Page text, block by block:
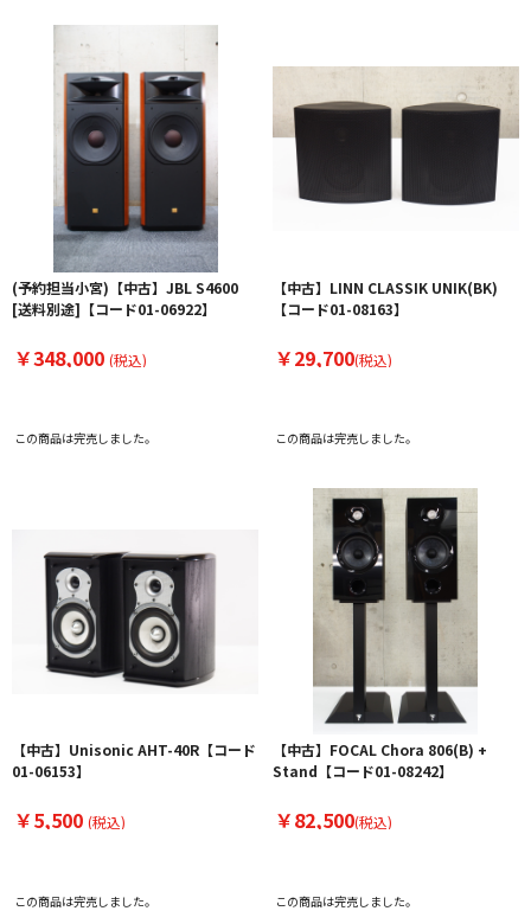
(予約担当小宮)【中古】JBL S4600
[送料別途]【コード01-06922】
￥348,000 (税込)
この商品は完売しました。
【中古】LINN CLASSIK UNIK(BK)
【コード01-08163】
￥29,700(税込)
この商品は完売しました。
【中古】Unisonic AHT-40R【コード
01-06153】
￥5,500 (税込)
この商品は完売しました。
【中古】FOCAL Chora 806(B) +
Stand【コード01-08242】
￥82,500(税込)
この商品は完売しました。